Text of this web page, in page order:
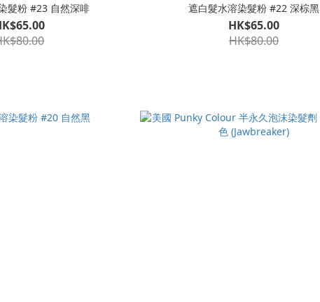
髮粉 #23 自然深啡 遮白髮水溶染髮粉 #22 深棕黑
HK$65.00
HK$80.00